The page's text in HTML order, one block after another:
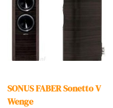
SONUS FABER Sonetto V
Wenge